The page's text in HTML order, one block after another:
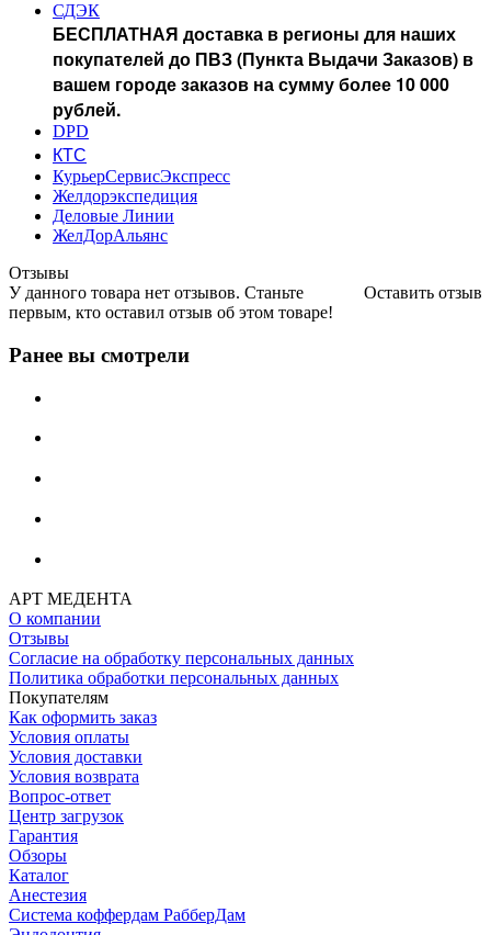
СДЭК
БЕСПЛАТНАЯ доставка в регионы для наших
покупателей до ПВЗ (Пункта Выдачи Заказов) в
вашем городе заказов на сумму более 10 000
рублей.
DPD
КТС
КурьерСервисЭкспресс
Желдорэкспедиция
Деловые Линии
ЖелДорАльянс
Отзывы
Оставить отзыв
У данного товара нет отзывов. Станьте
первым, кто оставил отзыв об этом товаре!
Ранее вы смотрели
АРТ МЕДЕНТА
О компании
Отзывы
Согласие на обработку персональных данных
Политика обработки персональных данных
Покупателям
Как оформить заказ
Условия оплаты
Условия доставки
Условия возврата
Вопрос-ответ
Центр загрузок
Гарантия
Обзоры
Каталог
Анестезия
Система коффердам РабберДам